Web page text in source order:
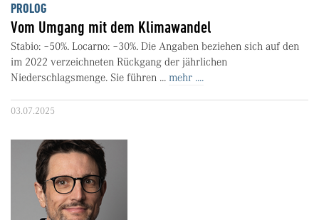
PROLOG
Vom Umgang mit dem Klimawandel
Stabio: –50%. Locarno: –30%. Die Angaben beziehen sich auf den
im 2022 verzeichneten Rückgang der jährlichen
Niederschlagsmenge. Sie führen ... mehr ....
03.07.2025